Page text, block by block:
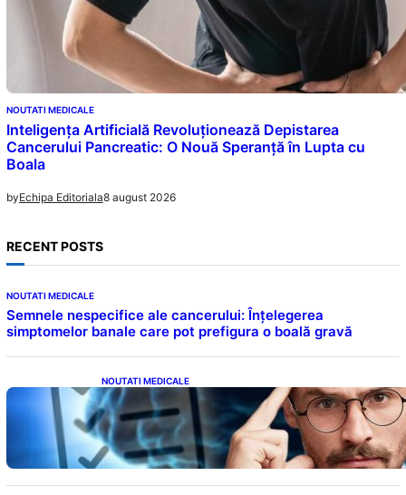
NOUTATI MEDICALE
Inteligența Artificială Revoluționează Depistarea
Cancerului Pancreatic: O Nouă Speranță în Lupta cu
Boala
byEchipa Editoriala8 august 2026
RECENT POSTS
NOUTATI MEDICALE
Semnele nespecifice ale cancerului: Înțelegerea
simptomelor banale care pot prefigura o boală gravă
NOUTATI MEDICALE
Inteligența dincolo de note: Semnele unui IQ
ridicat care nu țin de școală